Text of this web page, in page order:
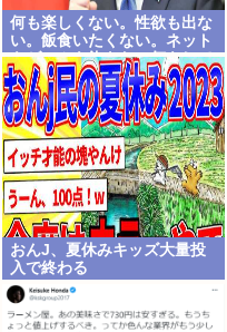
何も楽しくない。性欲も出な
い。飯食いたくない。ネット
もゲームも飽きた。何をして
も意味が無い。安倍晋三
おんJ、夏休みキッズ大量投
入で終わる